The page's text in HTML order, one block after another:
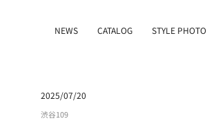
NEWS CATALOG STYLE PHOTO
2025/07/20
渋谷109